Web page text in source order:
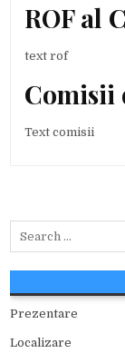
ROF al
text rof
Comisii
Text comisii
Prezentare
Localizare